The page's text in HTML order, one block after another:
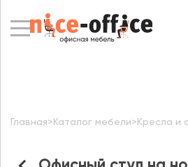
Главная> Каталог мебели> Кресла и